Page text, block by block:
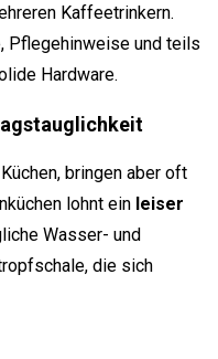
Kaffeetrinkern.
Pflegehinweise und teils
Hardware.
bringen aber oft
lohnt ein leiser
Wasser- und
die sich